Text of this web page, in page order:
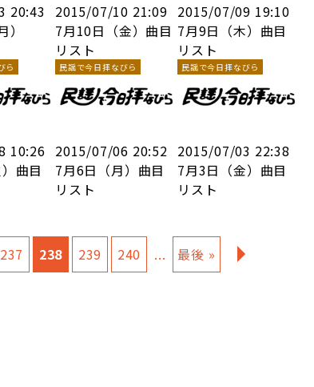
20:43
2015/07/10 21:09
7月10日（金）曲目
リスト
2015/07/09 19:10
7月9日（木）曲目
リスト
ら
10:26
曲目
民謡で今日拝なびら
2015/07/06 20:52
7月6日（月）曲目
リスト
民謡で今日拝なびら
2015/07/03 22:38
7月3日（金）曲目
リスト
237 238 239 240 ... »
最後 »